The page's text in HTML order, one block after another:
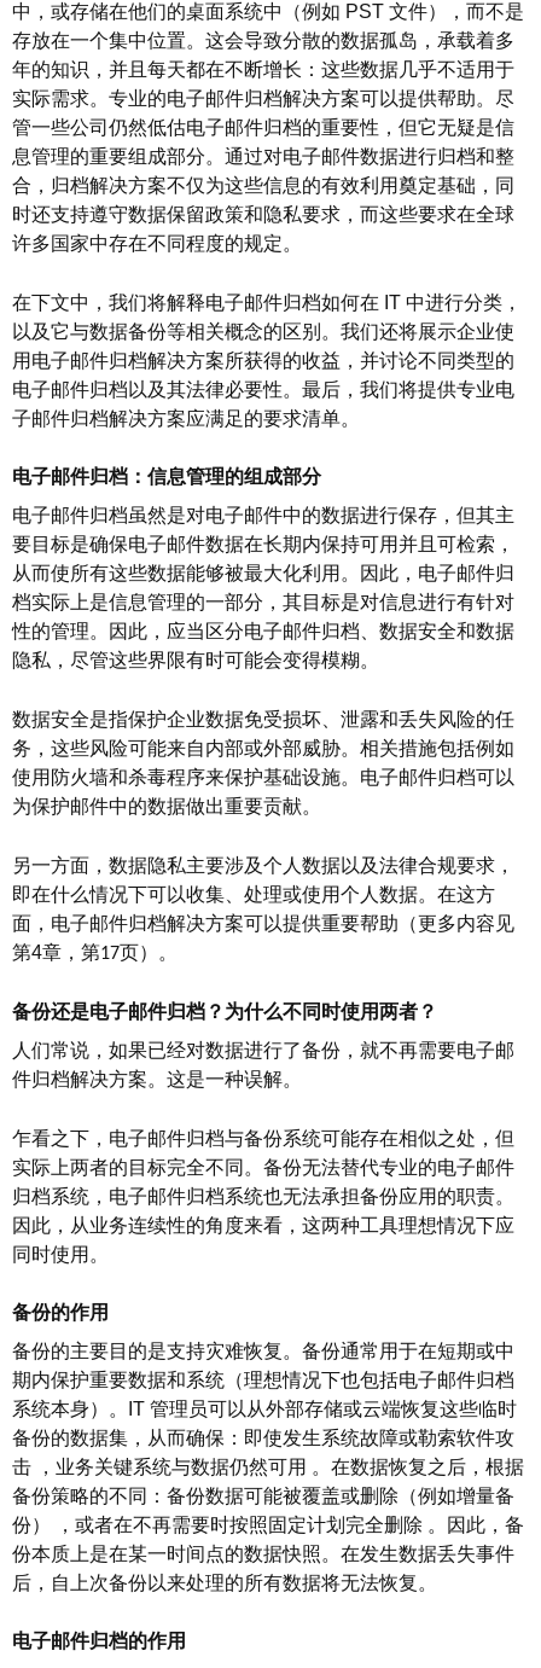
中，或存储在他们的桌面系统中（例如 PST 文件），而不是
存放在一个集中位置。这会导致分散的数据孤岛，承载着多
年的知识，并且每天都在不断增长：这些数据几乎不适用于
实际需求。专业的电子邮件归档解决方案可以提供帮助。尽
管一些公司仍然低估电子邮件归档的重要性，但它无疑是信
息管理的重要组成部分。通过对电子邮件数据进行归档和整
合，归档解决方案不仅为这些信息的有效利用奠定基础，同
时还支持遵守数据保留政策和隐私要求，而这些要求在全球
许多国家中存在不同程度的规定。
在下文中，我们将解释电子邮件归档如何在 IT 中进行分类，
以及它与数据备份等相关概念的区别。我们还将展示企业使
用电子邮件归档解决方案所获得的收益，并讨论不同类型的
电子邮件归档以及其法律必要性。最后，我们将提供专业电
子邮件归档解决方案应满足的要求清单。
电子邮件归档：信息管理的组成部分
电子邮件归档虽然是对电子邮件中的数据进行保存，但其主
要目标是确保电子邮件数据在长期内保持可用并且可检索，
从而使所有这些数据能够被最大化利用。因此，电子邮件归
档实际上是信息管理的一部分，其目标是对信息进行有针对
性的管理。因此，应当区分电子邮件归档、数据安全和数据
隐私，尽管这些界限有时可能会变得模糊。
数据安全是指保护企业数据免受损坏、泄露和丢失风险的任
务，这些风险可能来自内部或外部威胁。相关措施包括例如
使用防火墙和杀毒程序来保护基础设施。电子邮件归档可以
为保护邮件中的数据做出重要贡献。
另一方面，数据隐私主要涉及个人数据以及法律合规要求，
即在什么情况下可以收集、处理或使用个人数据。在这方
面，电子邮件归档解决方案可以提供重要帮助（更多内容见
第4章，第17页）。
备份还是电子邮件归档？为什么不同时使用两者？
人们常说，如果已经对数据进行了备份，就不再需要电子邮
件归档解决方案。这是一种误解。
乍看之下，电子邮件归档与备份系统可能存在相似之处，但
实际上两者的目标完全不同。备份无法替代专业的电子邮件
归档系统，电子邮件归档系统也无法承担备份应用的职责。
因此，从业务连续性的角度来看，这两种工具理想情况下应
同时使用。
备份的作用
备份的主要目的是支持灾难恢复。备份通常用于在短期或中
期内保护重要数据和系统（理想情况下也包括电子邮件归档
系统本身）。
IT 管理员可以从外部存储或云端恢复这些临时
备份的数据集，从而确保：即使发生系统故障或勒索软件攻
击
， 业务关键系统与数据仍然可用 。 在数据恢复之后，根据
备份策略的不同：备份数据可能被覆盖或删除（例如增量备
份）
， 或者在不再需要时按照固定计划完全删除 。
因此，备
份本质上是在某一时间点的数据快照。在发生数据丢失事件
后，自上次备份以来处理的所有数据将无法恢复。
电子邮件归档的作用